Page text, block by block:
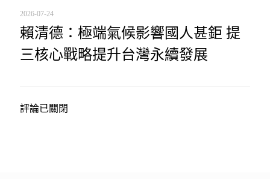
2026-07-24
賴清德：極端氣候影響國人甚鉅 提
三核心戰略提升台灣永續發展
評論已關閉